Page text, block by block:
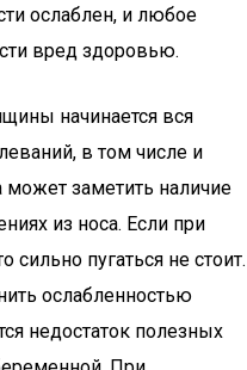
ослаблен, и любое
вред здоровью.
начинается вся
в том числе и
может заметить наличие
из носа. Если при
сильно пугаться не стоит.
ослабленностью
недостаток полезных